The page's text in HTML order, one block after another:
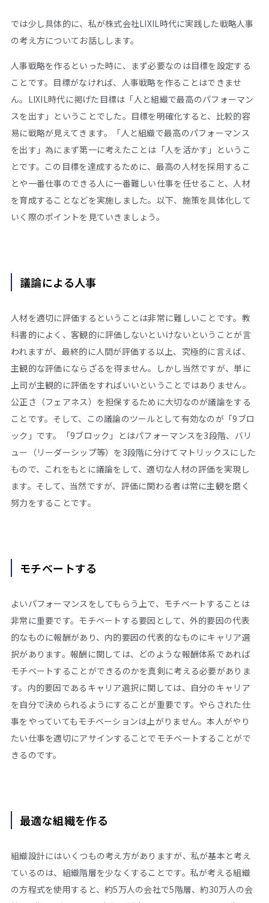
では少し具体的に、私が株式会社LIXIL時代に実践した戦略人事
の考え方についてお話しします。
人事戦略を作るといった時に、まず必要なのは目標を設定する
ことです。目標がなければ、人事戦略を作ることはできませ
ん。LIXIL時代に掲げた目標は「人と組織で最高のパフォーマン
スを出す」ということでした。目標を明確化すると、比較的容
易に戦略が見えてきます。「人と組織で最高のパフォーマンス
を出す」為にまず第一に考えたことは「人を活かす」というこ
とです。この目標を達成するために、最高の人材を採用するこ
とや一番仕事のできる人に一番難しい仕事を任せること、人材
を育成することなどを実施しました。以下、施策を具体化して
いく際のポイントを見ていきましょう。
議論による人事
人材を適切に評価するということは非常に難しいことです。教
科書的によく、客観的に評価しないといけないということが言
われますが、最終的に人間が評価する以上、究極的に言えば、
主観的な評価にならざるを得ません。しかし当然ですが、単に
上司が主観的に評価をすればいいということではありません。
公正さ（フェアネス）を担保するために大切なのが議論をする
ことです。そして、この議論のツールとして有効なのが「9ブロ
ック」です。「9ブロック」とはパフォーマンスを3段階、バリ
ュー（リーダーシップ等）を3段階に分けてマトリックスにした
もので、これをもとに議論をして、適切な人材の評価を実現し
ます。そして、当然ですが、評価に関わる者は常に主観を磨く
努力をすることです。
モチベートする
よいパフォーマンスをしてもらう上で、モチベートすることは
非常に重要です。モチベートする要因として、外的要因の代表
的なものに報酬があり、内的要因の代表的なものにキャリア選
択があります。報酬に関しては、どのような報酬体系であれば
モチベートすることができるのかを真剣に考える必要がありま
す。内的要因であるキャリア選択に関しては、自分のキャリア
を自分で決められるようにすることが重要です。やらされた仕
事をやっていてもモチベーションは上がりません。本人がやり
たい仕事を適切にアサインすることでモチベートすることがで
きるのです。
最適な組織を作る
組織設計にはいくつもの考え方がありますが、私が基本と考え
ているのは、組織階層を少なくすることです。私が考える組織
の方程式を使用すると、約5万人の会社で5階層、約30万人の会